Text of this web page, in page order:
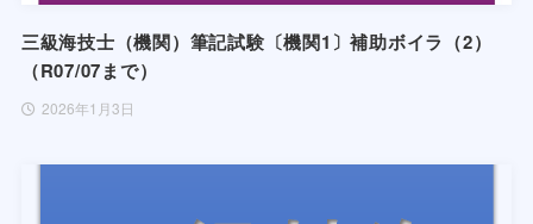
三級海技士（機関）筆記試験〔機関1〕補助ボイラ（2）
（R07/07まで）
2026年1月3日